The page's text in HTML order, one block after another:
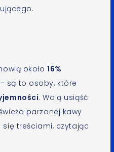
około16%
– są to osoby, które
. Wolą usiąść
parzonej kawy
treściami, czytając